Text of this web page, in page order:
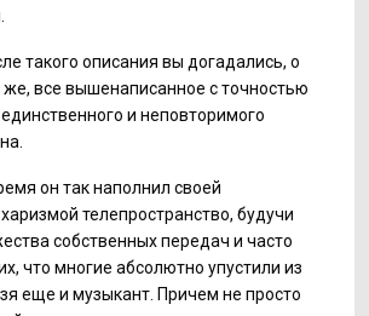
такого описания вы догадались, о
все вышенаписанное с точностью
и неповторимого
он так наполнил своей
телепространство, будучи
собственных передач и часто
что многие абсолютно упустили из
еще и музыкант. Причем не просто